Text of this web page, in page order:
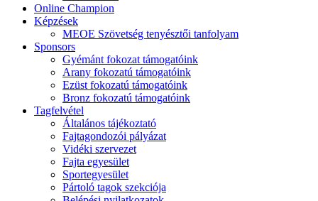
Online Champion
Képzések
MEOE Szövetség tenyésztői tanfolyam
Sponsors
Gyémánt fokozat támogatóink
Arany fokozatú támogatóink
Ezüst fokozatú támogatóink
Bronz fokozatú támogatóink
Tagfelvétel
Általános tájékoztató
Fajtagondozói pályázat
Vidéki szervezet
Fajta egyesület
Sportegyesület
Pártoló tagok szekciója